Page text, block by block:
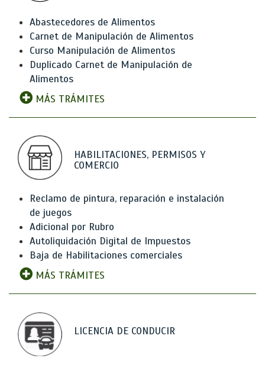
Abastecedores de Alimentos
Carnet de Manipulación de Alimentos
Curso Manipulación de Alimentos
Duplicado Carnet de Manipulación de
Alimentos
MÁS TRÁMITES
HABILITACIONES, PERMISOS Y
COMERCIO
Reclamo de pintura, reparación e instalación
de juegos
Adicional por Rubro
Autoliquidación Digital de Impuestos
Baja de Habilitaciones comerciales
MÁS TRÁMITES
LICENCIA DE CONDUCIR